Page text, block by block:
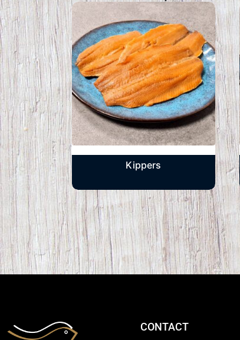
Kippers
CONTACT